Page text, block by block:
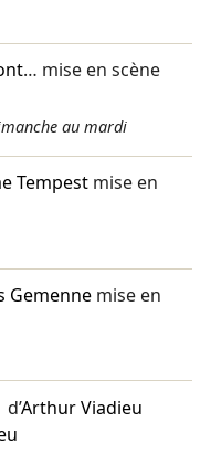
… mise en scène
au mardi
Tempestmise en
Gemennemise en
d’Arthur Viadieu